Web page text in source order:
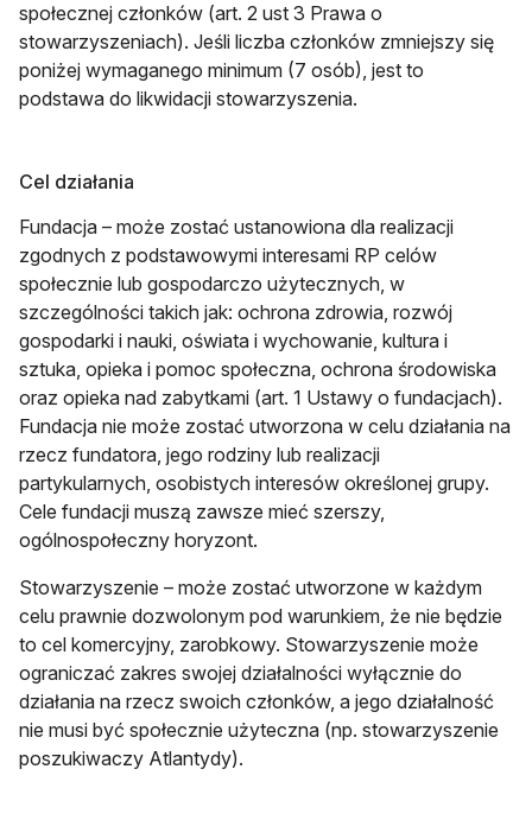
społecznej członków (art. 2 ust 3 Prawa o
stowarzyszeniach). Jeśli liczba członków zmniejszy się
poniżej wymaganego minimum (7 osób), jest to
podstawa do likwidacji stowarzyszenia.
Cel działania
Fundacja – może zostać ustanowiona dla realizacji
zgodnych z podstawowymi interesami RP celów
społecznie lub gospodarczo użytecznych, w
szczególności takich jak: ochrona zdrowia, rozwój
gospodarki i nauki, oświata i wychowanie, kultura i
sztuka, opieka i pomoc społeczna, ochrona środowiska
oraz opieka nad zabytkami (art. 1 Ustawy o fundacjach).
Fundacja nie może zostać utworzona w celu działania na
rzecz fundatora, jego rodziny lub realizacji
partykularnych, osobistych interesów określonej grupy.
Cele fundacji muszą zawsze mieć szerszy,
ogólnospołeczny horyzont.
Stowarzyszenie – może zostać utworzone w każdym
celu prawnie dozwolonym pod warunkiem, że nie będzie
to cel komercyjny, zarobkowy. Stowarzyszenie może
ograniczać zakres swojej działalności wyłącznie do
działania na rzecz swoich członków, a jego działalność
nie musi być społecznie użyteczna (np. stowarzyszenie
poszukiwaczy Atlantydy).